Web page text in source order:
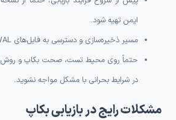
ایمن تهیه شود.
مسیر ذخیره‌سازی و دسترسی به فایل‌های WAL بسیار حیاتی است.
حتماً روی محیط تست، صحت بکاپ و روش‌های
در شرایط بحرانی با مشکل مواجه نشوید.
مشکلات رایج در بازیابی بکاپ